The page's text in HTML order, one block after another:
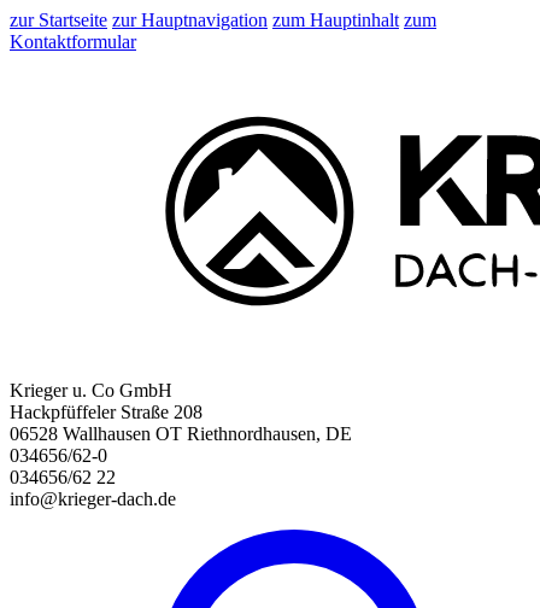
zur Startseite zur Hauptnavigation zum Hauptinhalt zum
Kontaktformular
Krieger u. Co GmbH
Hackpfüffeler Straße 208
06528 Wallhausen OT Riethnordhausen, DE
034656/62-0
034656/62 22
info@krieger-dach.de